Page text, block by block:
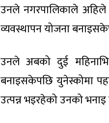
उनले नगरपालिकाले अहिले
व्यवस्थापन योजना
उनले अबको दुई
बनाइसकेपछि युनेस्कोमा
उत्पन्न भइरहेको उनको